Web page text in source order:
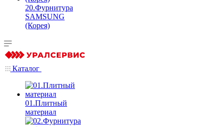
20.Фурнитура
SAMSUNG
(Корея)
Каталог
01.Плитный
материал